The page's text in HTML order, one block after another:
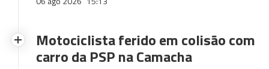
Motociclista ferido em colisão com
carro da PSP na Camacha